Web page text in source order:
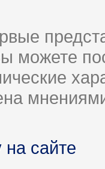
можете
на сайте